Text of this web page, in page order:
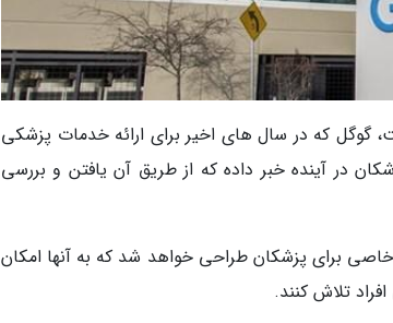
گوگل که در سال های اخیر برای ارائه خدمات پزشکی
در آینده خبر داده که از طریق آن یافتن و بررسی
برای پزشکان طراحی خواهد شد که به آنها امکان
تلاش کنند.